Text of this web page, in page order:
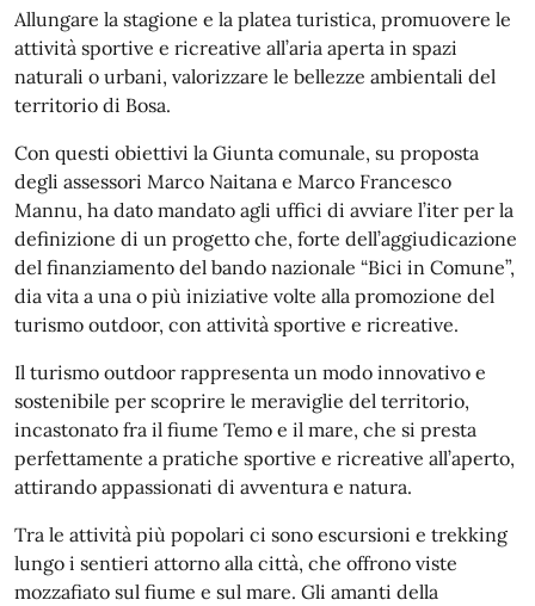
Allungare la stagione e la platea turistica, promuovere le
attività sportive e ricreative all’aria aperta in spazi
naturali o urbani, valorizzare le bellezze ambientali del
territorio di Bosa.
Con questi obiettivi la Giunta comunale, su proposta
degli assessori Marco Naitana e Marco Francesco
Mannu, ha dato mandato agli uffici di avviare l’iter per la
definizione di un progetto che, forte dell’aggiudicazione
del finanziamento del bando nazionale “Bici in Comune”,
dia vita a una o più iniziative volte alla promozione del
turismo outdoor, con attività sportive e ricreative.
Il turismo outdoor rappresenta un modo innovativo e
sostenibile per scoprire le meraviglie del territorio,
incastonato fra il fiume Temo e il mare, che si presta
perfettamente a pratiche sportive e ricreative all’aperto,
attirando appassionati di avventura e natura.
Tra le attività più popolari ci sono escursioni e trekking
lungo i sentieri attorno alla città, che offrono viste
mozzafiato sul fiume e sul mare. Gli amanti della